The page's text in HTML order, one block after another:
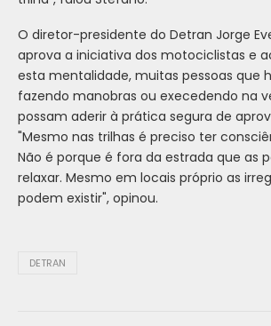
O diretor-presidente do Detran Jorge
aprova a iniciativa dos motociclistas e
esta mentalidade, muitas pessoas que
fazendo manobras ou execedendo na
possam aderir à prática segura de
"Mesmo nas trilhas é preciso ter
Não é porque é fora da estrada que as
relaxar. Mesmo em locais próprio as
podem existir", opinou.
DETRAN